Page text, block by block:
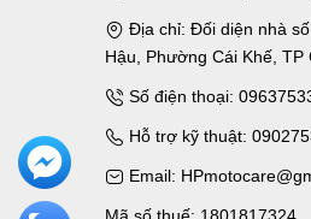
Địa chỉ: Đối diện nhà
Hậu, Phường Cái Khế, TP
Số điện thoại:
Hỗ trợ kỹ thuật:
Email:
Mã số thuế: 1801817324